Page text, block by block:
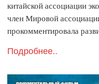
китайской ассоциации
член Мировой
прокомментировала
Подробнее..